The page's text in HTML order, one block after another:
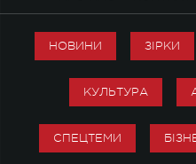
НОВИНИ ЗІРКИ
КУЛЬТУРА
СПЕЦТЕМИ